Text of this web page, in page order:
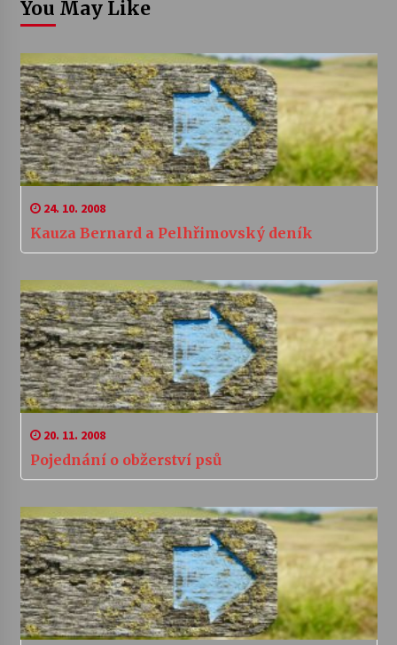
You May Like
24. 10. 2008
Kauza Bernard a Pelhřimovský deník
20. 11. 2008
Pojednání o obžerství psů